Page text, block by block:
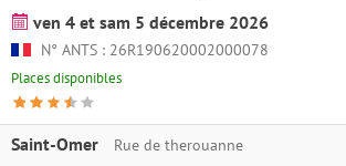
ven 4 et sam 5 décembre 2026
N° ANTS : 26R190620002000078
Places disponibles
Saint-Omer Rue de therouanne